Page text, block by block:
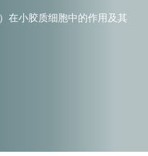
在小胶质细胞中的作用及其